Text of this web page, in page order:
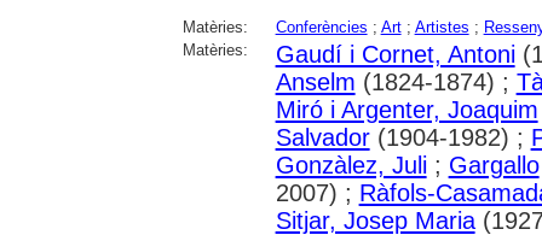
Matèries: Conferències ; Art; Artistes ;
Matèries:
Gaudí i Cornet, Antoni
Anselm (1824-1874) ;
Miró i Argenter, Joaquim
Salvador(1904-1982) ;
Gonzàlez, Juli; Gargallo
2007) ; Ràfols-
Sitjar, Josep Maria